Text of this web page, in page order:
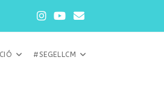
#SEGELLCM